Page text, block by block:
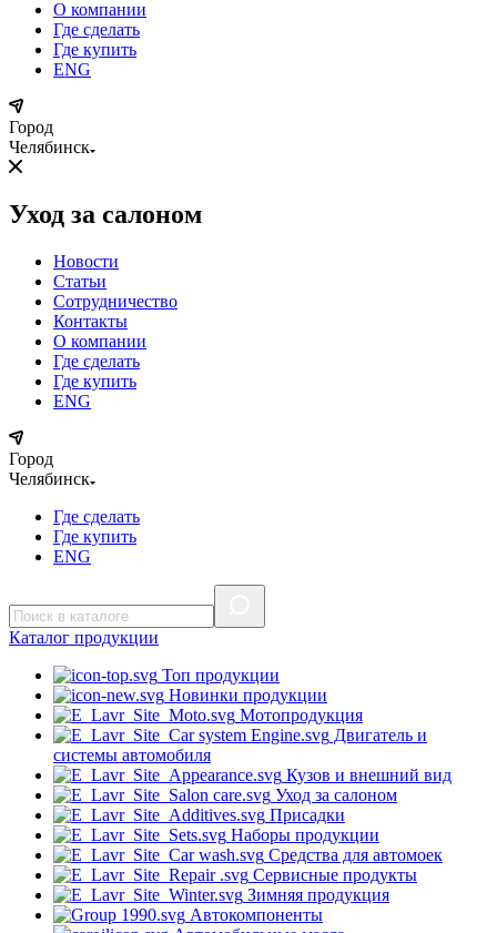
О компании
Где сделать
Где купить
ENG
Город
Челябинск
Уход за салоном
Новости
Статьи
Сотрудничество
Контакты
О компании
Где сделать
Где купить
ENG
Город
Челябинск
Где сделать
Где купить
ENG
Каталог продукции
Топ продукции
Новинки продукции
Мотопродукция
Двигатель и
системы автомобиля
Кузов и внешний вид
Уход за салоном
Присадки
Наборы продукции
Средства для автомоек
Сервисные продукты
Зимняя продукция
Автокомпоненты